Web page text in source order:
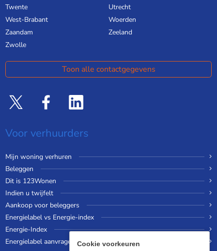
Twente
Utrecht
West-Brabant
Woerden
Zaandam
Zeeland
Zwolle
Toon alle contactgegevens
Voor verhuurders
Mijn woning verhuren
Beleggen
Dit is 123Wonen
Indien u twijfelt
Aankoop voor beleggers
Energielabel vs Energie-index
Energie-Index
Energielabel aanvragen
Cookie voorkeuren